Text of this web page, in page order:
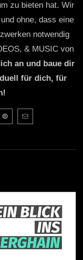
zu bieten hat. Wir
ohne, dass eine
notwendig
& MUSIC von
an und baue dir
für dich, für